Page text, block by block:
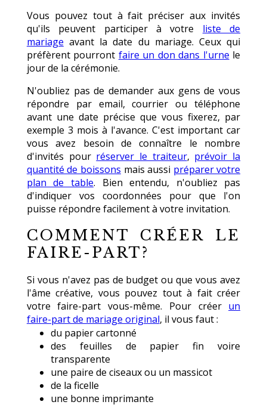
Vous pouvez tout à fait préciser aux invités
qu'ils peuvent participer à votre liste de
mariage avant la date du mariage. Ceux qui
préfèrent pourront faire un don dans l'urne le
jour de la cérémonie.
N'oubliez pas de demander aux gens de vous
répondre par email, courrier ou téléphone
avant une date précise que vous fixerez, par
exemple 3 mois à l'avance. C'est important car
vous avez besoin de connaître le nombre
d'invités pour réserver le traiteur, prévoir la
quantité de boissons mais aussi préparer votre
plan de table. Bien entendu, n'oubliez pas
d'indiquer vos coordonnées pour que l'on
puisse répondre facilement à votre invitation.
COMMENT CRÉER LE
FAIRE-PART?
Si vous n'avez pas de budget ou que vous avez
l'âme créative, vous pouvez tout à fait créer
votre faire-part vous-même. Pour créer un
faire-part de mariage original, il vous faut :
du papier cartonné
des feuilles de papier fin voire
transparente
une paire de ciseaux ou un massicot
de la ficelle
une bonne imprimante